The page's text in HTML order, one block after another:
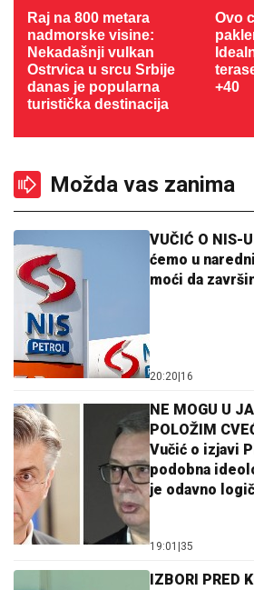
Raj na 800 metara
nadmorske visine:
Nekadašnji vulkan
Ostrvica u srcu Srbije
danas je popularna
turistička destinacija
Ovo
+40
Možda vas zanima
VUČIĆ O NIS-
ćemo u
moći da
20:20 16
NE MOGU U
POLOŽIM
Vučić o izjavi
podobna
je odavno
19:01 35
IZBORI PRED